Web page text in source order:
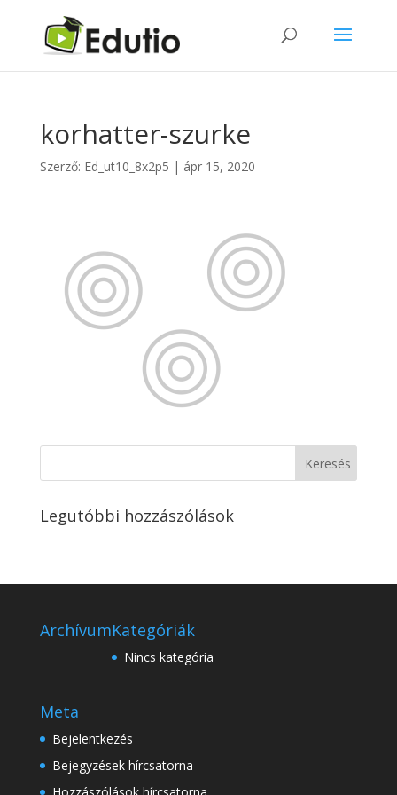
korhatter-szurke
Szerző: Ed_ut10_8x2p5 | ápr 15, 2020
Legutóbbi hozzászólások
ArchívumKategóriák
Nincs kategória
Meta
Bejelentkezés
Bejegyzések hírcsatorna